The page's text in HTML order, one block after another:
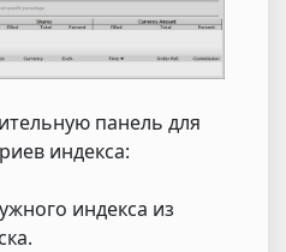
панель для
индекса:
индекса из